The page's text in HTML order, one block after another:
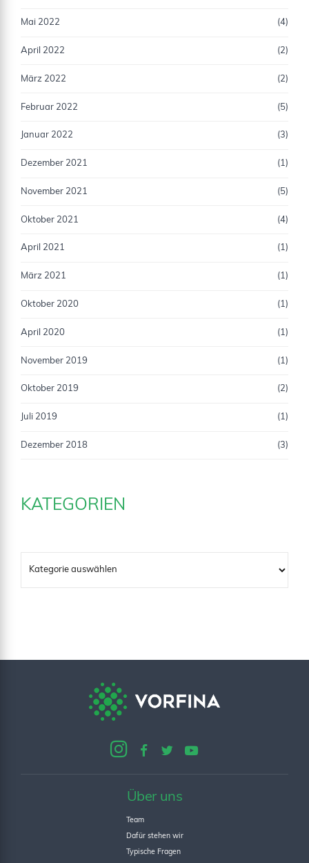
Mai 2022 (4)
April 2022 (2)
März 2022 (2)
Februar 2022 (5)
Januar 2022 (3)
Dezember 2021 (1)
November 2021 (5)
Oktober 2021 (4)
April 2021 (1)
März 2021 (1)
Oktober 2020 (1)
April 2020 (1)
November 2019 (1)
Oktober 2019 (2)
Juli 2019 (1)
Dezember 2018 (3)
KATEGORIEN
Über uns
Team
Dafür stehen wir
Typische Fragen